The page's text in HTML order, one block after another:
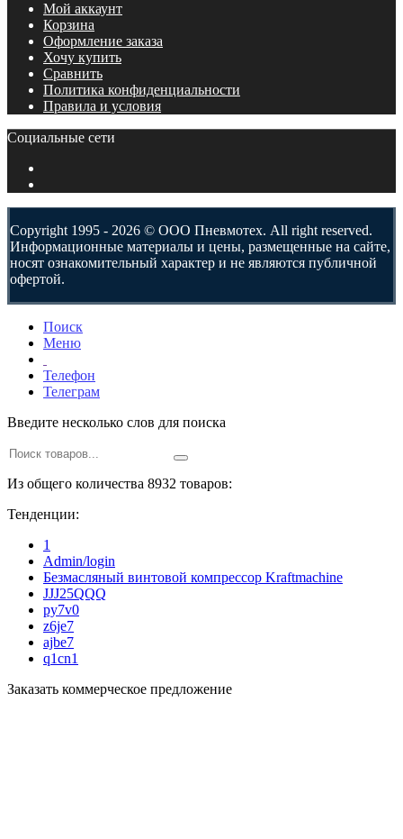
Мой аккаунт
Корзина
Оформление заказа
Хочу купить
Сравнить
Политика конфиденциальности
Правила и условия
Социальные сети
Copyright 1995 - 2026 © ООО Пневмотех. All right reserved.
Информационные материалы и цены, размещенные на сайте,
носят ознакомительный характер и не являются публичной
офертой.
Поиск
Меню
Телефон
Телеграм
Введите несколько слов для поиска
Из общего количества 8932 товаров:
Тенденции:
1
Admin/login
Безмасляный винтовой компрессор Kraftmaсhine
JJJ25QQQ
py7v0
z6je7
ajbe7
q1cn1
Заказать коммерческое предложение